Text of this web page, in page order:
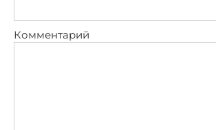
Комментарий